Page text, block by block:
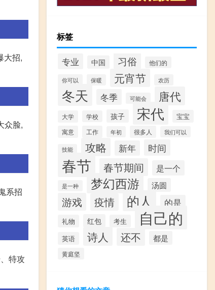
大招,
众脸,
系招
特攻
标签
专业 中国 习俗 他们的
你可以 保暖 元宵节 农历
冬天 冬季 可能会 唐代
大学 学校 孩子 宋代 宝宝
寓意 工作 年初 很多人 我们可以
技能 攻略 新年 时间
春节 春节期间 是一个
是一种 梦幻西游 汤圆
游戏 疫情 的人 的是
礼物 红包 考生 自己的
英语 诗人 还不 都是
黄庭坚